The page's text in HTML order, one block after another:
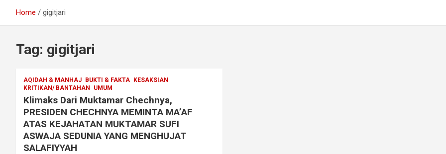
Home gigitjari
Tag: gigitjari
AQIDAH & MANHAJ BUKTI & FAKTA
KESAKSIAN
KRITIKAN/ BANTAHAN
UMUM
Klimaks Dari Muktamar Chechnya,
PRESIDEN CHECHNYA MEMINTA MA’AF
ATAS KEJAHATAN MUKTAMAR SUFI
ASWAJA SEDUNIA YANG MENGHUJAT
SALAFIYYAH